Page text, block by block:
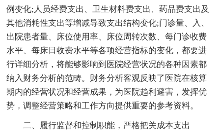
例变化;人员经费支出、卫生材料费支出、药品费支出及
其他消耗性支出等增减导致支出结构变化;门诊量、入、
出院患者量、床位使用率、床位周转次数、每门诊收费
水平、每床日收费水平等各项经营指标的变化，都要进
行详细分析，将能够影响到医院经营状况的各种因素都
纳入财务分析的范畴。财务分析客观反映了医院在核算
期内的经营状况和经营成果，为医院趋利避害，发挥优
势，调整经营策略和工作方向提供重要的参考资料。
二、履行监督和控制职能，严格把关成本支出